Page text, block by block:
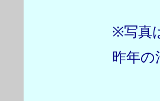
※写真
昨年の